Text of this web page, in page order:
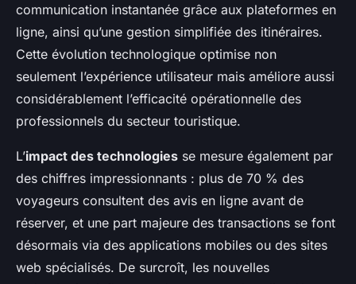
communication instantanée grâce aux plateformes en
ligne, ainsi qu’une gestion simplifiée des itinéraires.
Cette évolution technologique optimise non
seulement l’expérience utilisateur mais améliore aussi
considérablement l’efficacité opérationnelle des
professionnels du secteur touristique.
L’impact des technologies se mesure également par
des chiffres impressionnants : plus de 70 % des
voyageurs consultent des avis en ligne avant de
réserver, et une part majeure des transactions se font
désormais via des applications mobiles ou des sites
web spécialisés. De surcroît, les nouvelles